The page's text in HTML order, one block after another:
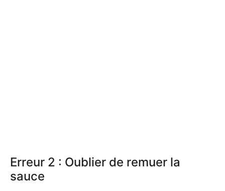
Erreur 2 : Oublier de remuer la
sauce